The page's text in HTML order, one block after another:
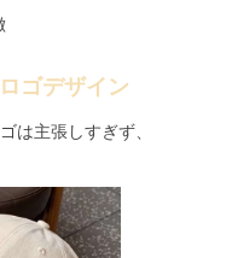
ゴデザイン
は主張しすぎず、